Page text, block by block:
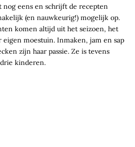
nog eens en schrijft de recepten
(en nauwkeurig!) mogelijk op.
komen altijd uit het seizoen, het
eigen moestuin. Inmaken, jam en sap
zijn haar passie. Ze is tevens
kinderen.